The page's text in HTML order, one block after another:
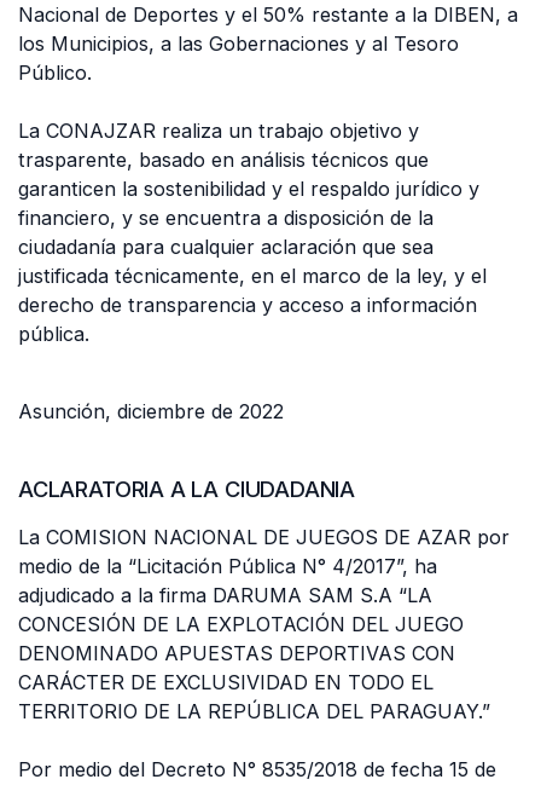
Nacional de Deportes y el 50% restante a la DIBEN, a
los Municipios, a las Gobernaciones y al Tesoro
Público.
La CONAJZAR realiza un trabajo objetivo y
trasparente, basado en análisis técnicos que
garanticen la sostenibilidad y el respaldo jurídico y
financiero, y se encuentra a disposición de la
ciudadanía para cualquier aclaración que sea
justificada técnicamente, en el marco de la ley, y el
derecho de transparencia y acceso a información
pública.
Asunción, diciembre de 2022
ACLARATORIA A LA CIUDADANIA
La COMISION NACIONAL DE JUEGOS DE AZAR por
medio de la “Licitación Pública N° 4/2017”, ha
adjudicado a la firma DARUMA SAM S.A “LA
CONCESIÓN DE LA EXPLOTACIÓN DEL JUEGO
DENOMINADO APUESTAS DEPORTIVAS CON
CARÁCTER DE EXCLUSIVIDAD EN TODO EL
TERRITORIO DE LA REPÚBLICA DEL PARAGUAY.”
Por medio del Decreto N° 8535/2018 de fecha 15 de